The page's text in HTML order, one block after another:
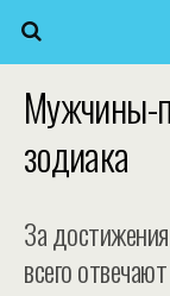
Мужчины-
зодиака
За
всего